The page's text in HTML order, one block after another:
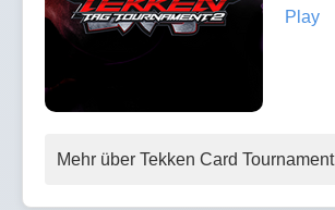
Play
Mehr über Tekken Card Tournament